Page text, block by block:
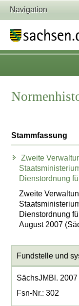
Navigation
Stammfassung
Zweite
Dienstordnung
Zweite
Dienstordnung
August 2007
Fundstelle und
SächsJMBl. 2007
Fsn-Nr.: 302